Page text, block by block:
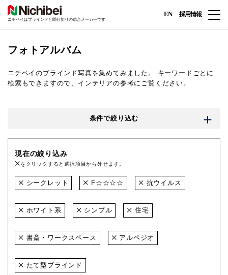
ニチベイはブラインドと間仕切りの総合メーカーです
EN 採用情報
フォトアルバム
ニチベイのブラインド写真を集めてみました。
キーワードごとに
検索もできますので、インテリアの参考にご覧ください。
条件で絞り込む
現在の絞り込み
をクリックすると選択項目から外せます。
シークレット F☆☆☆☆ 抗ウイルス
ホワイト系 シンプル 住宅
書斎・ワークスペース アルペジオ
たて型ブラインド